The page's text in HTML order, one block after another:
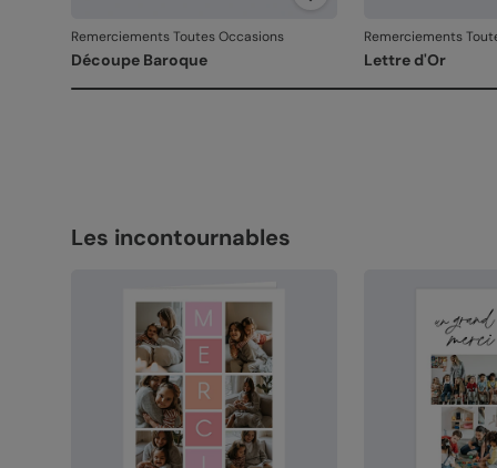
Remerciements Toutes Occasions
Découpe Baroque
Remerciements
Lettre d'Or
Les incontournables